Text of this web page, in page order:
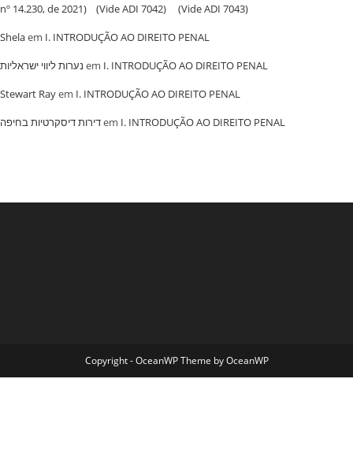
nº 14.230, de 2021) (Vide ADI 7042) (Vide ADI 7043)
Shelaem I. INTRODUÇÃO AO DIREITO PENAL
נערות ליווי ישראליות em I. INTRODUÇÃO AO DIREITO PENAL
Stewart Rayem I. INTRODUÇÃO AO DIREITO PENAL
‏דירות דיסקרטיות בחיפהem I. INTRODUÇÃO AO DIREITO PENAL
Copyright - OceanWP Theme by OceanWP